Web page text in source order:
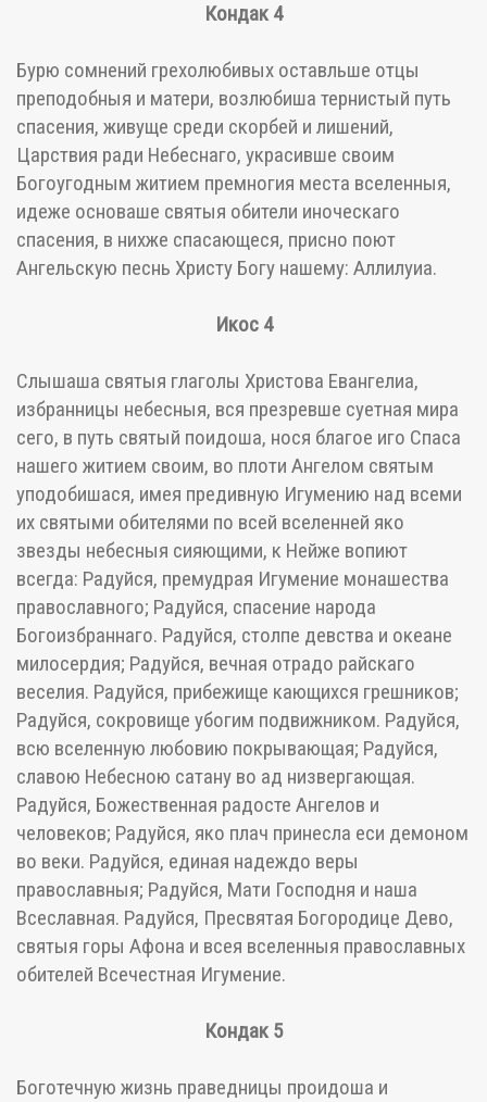
Кондак 4
Бурю сомнений грехолюбивых оставльше отцы
преподобныя и матери, возлюбиша тернистый путь
спасения, живуще среди скорбей и лишений,
Царствия ради Небеснаго, украсивше своим
Богоугодным житием премногия места вселенныя,
идеже основаше святыя обители иноческаго
спасения, в нихже спасающеся, присно поют
Ангельскую песнь Христу Богу нашему: Аллилуиа.
Икос 4
Слышаша святыя глаголы Христова Евангелиа,
избранницы небесныя, вся презревше суетная мира
сего, в путь святый поидоша, нося благое иго Спаса
нашего житием своим, во плоти Ангелом святым
уподобишася, имея предивную Игумению над всеми
их святыми обителями по всей вселенней яко
звезды небесныя сияющими, к Нейже вопиют
всегда: Радуйся, премудрая Игумение монашества
православного; Радуйся, спасение народа
Богоизбраннаго. Радуйся, столпе девства и океане
милосердия; Радуйся, вечная отрадо райскаго
веселия. Радуйся, прибежище кающихся грешников;
Радуйся, сокровище убогим подвижником. Радуйся,
всю вселенную любовию покрывающая; Радуйся,
славою Небесною сатану во ад низвергающая.
Радуйся, Божественная радосте Ангелов и
человеков; Радуйся, яко плач принесла еси демоном
во веки. Радуйся, единая надеждо веры
православныя; Радуйся, Мати Господня и наша
Всеславная. Радуйся, Пресвятая Богородице Дево,
святыя горы Афона и всея вселенныя православных
обителей Всечестная Игумение.
Кондак 5
Боготечную жизнь праведницы проидоша и